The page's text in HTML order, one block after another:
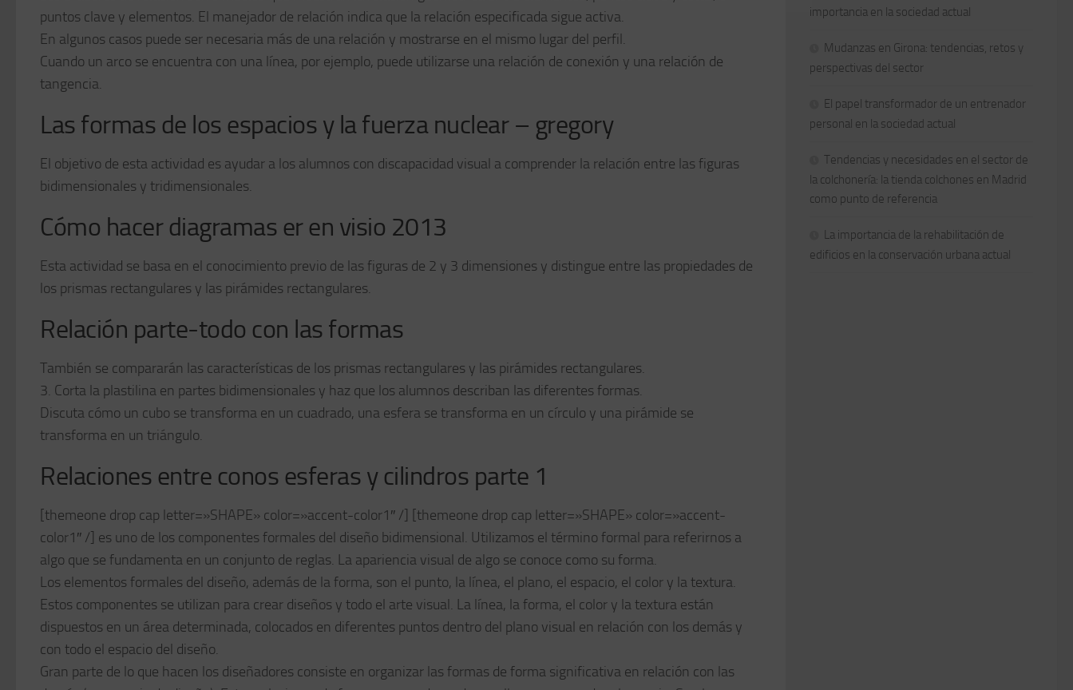
puntos clave y elementos. El manejador de relación indica que la relación especificada sigue activa.
En algunos casos puede ser necesaria más de una relación y mostrarse en el mismo lugar del perfil.
Cuando un arco se encuentra con una línea, por ejemplo, puede utilizarse una relación de conexión y una relación de
tangencia.
Las formas de los espacios y la fuerza nuclear – gregory
El objetivo de esta actividad es ayudar a los alumnos con discapacidad visual a comprender la relación entre las figuras
bidimensionales y tridimensionales.
Cómo hacer diagramas er en visio 2013
Esta actividad se basa en el conocimiento previo de las figuras de 2 y 3 dimensiones y distingue entre las propiedades de
los prismas rectangulares y las pirámides rectangulares.
Relación parte-todo con las formas
También se compararán las características de los prismas rectangulares y las pirámides rectangulares.
3. Corta la plastilina en partes bidimensionales y haz que los alumnos describan las diferentes formas.
Discuta cómo un cubo se transforma en un cuadrado, una esfera se transforma en un círculo y una pirámide se
transforma en un triángulo.
Relaciones entre conos esferas y cilindros parte 1
[themeone drop cap letter=»SHAPE» color=»accent-color1′′ /] [themeone drop cap letter=»SHAPE» color=»accent-
color1′′ /] es uno de los componentes formales del diseño bidimensional. Utilizamos el término formal para referirnos a
algo que se fundamenta en un conjunto de reglas. La apariencia visual de algo se conoce como su forma.
Los elementos formales del diseño, además de la forma, son el punto, la línea, el plano, el espacio, el color y la textura.
Estos componentes se utilizan para crear diseños y todo el arte visual. La línea, la forma, el color y la textura están
dispuestos en un área determinada, colocados en diferentes puntos dentro del plano visual en relación con los demás y
con todo el espacio del diseño.
Gran parte de lo que hacen los diseñadores consiste en organizar las formas de forma significativa en relación con las
importancia en la sociedad actual
Mudanzas en Girona: tendencias, retos y
perspectivas del sector
El papel transformador de un entrenador
personal en la sociedad actual
Tendencias y necesidades en el sector de
la colchonería: la tienda colchones en Madrid
como punto de referencia
La importancia de la rehabilitación de
edificios en la conservación urbana actual